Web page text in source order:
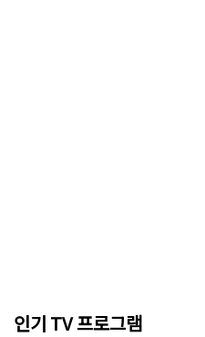
인기 TV 프로그램